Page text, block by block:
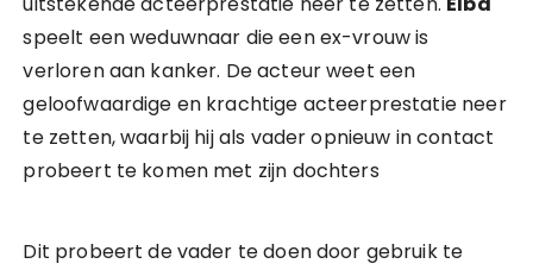
speelt een weduwnaar die een ex-vrouw is
verloren aan kanker. De acteur weet een
geloofwaardige en krachtige acteerprestatie neer
te zetten, waarbij hij als vader opnieuw in contact
probeert te komen met zijn dochters
Dit probeert de vader te doen door gebruik te